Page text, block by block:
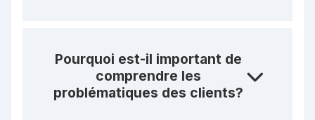
Pourquoi est-il important de
comprendre les
problématiques des clients?